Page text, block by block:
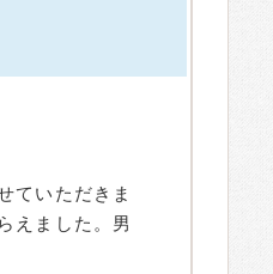
ていただきま
えました。男